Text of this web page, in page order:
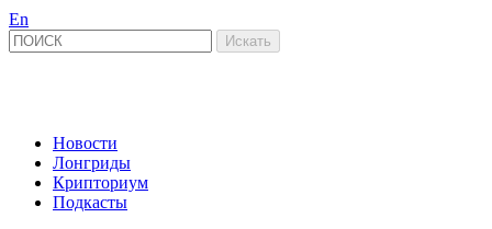
En
Новости
Лонгриды
Крипториум
Подкасты